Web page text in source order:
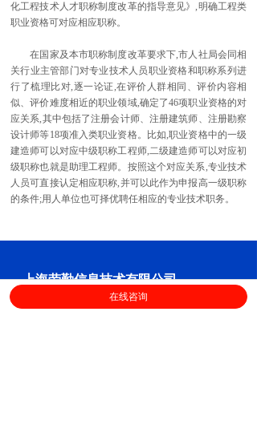
化工程技术人才职称制度改革的指导意见》,明确工程类
职业资格可对应相应职称。
在国家及本市职称制度改革要求下,市人社局会同相
关行业主管部门对专业技术人员职业资格和职称系列进
行了梳理比对,逐一论证,在评价人群相同、评价内容相
似、评价难度相近的职业领域,确定了46项职业资格的对
应关系,其中包括了注册会计师、注册建筑师、注册勘察
设计师等18项准入类职业资格。比如,职业资格中的一级
建造师可以对应中级职称工程师,二级建造师可以对应初
级职称也就是助理工程师。按照这个对应关系,专业技术
人员可直接认定相应职称,并可以此作为申报高一级职称
的条件;用人单位也可择优聘任相应的专业技术职务。
客服电话：400-696-6361
上海劳勤信息技术有限公司
在线咨询